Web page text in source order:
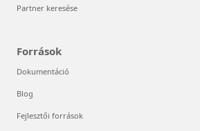
Partner keresése
Források
Dokumentáció
Blog
Fejlesztői források